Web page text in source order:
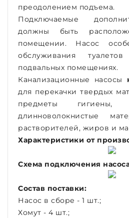
преодолением подъема.
Подключаемые
должны быть
помещении. Насос
обслуживания
подвальных помещениях.
Канализационные насосы
для перекачки твердых
предметы гигиены,
длинноволокнистые
растворителей, жиров и
Характеристики от
Схема подключения
Состав поставки:
Насос в сборе - 1 шт.;
Хомут - 4 шт.;